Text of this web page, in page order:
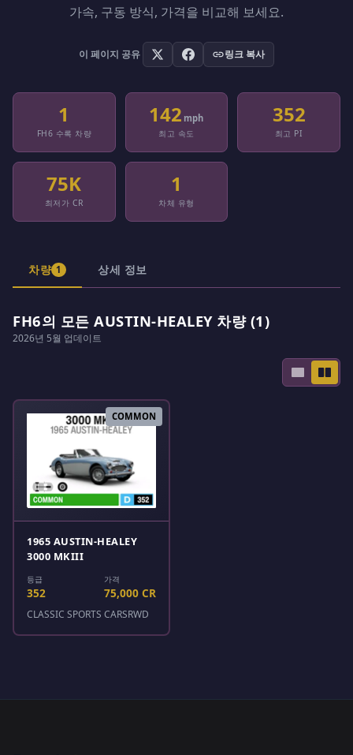
가속, 구동 방식, 가격을 비교해 보세요.
이 페이지 공유 링크 복사
1
FH6 수록 차량
142 mph
최고 속도
352
최고 PI
75K
최저가 CR
1
차체 유형
차량 1 상세 정보
FH6의 모든 AUSTIN-HEALEY 차량 (1)
2026년 5월 업데이트
COMMON
1965 AUSTIN-HEALEY
3000 MKIII
등급
352
가격
75,000 CR
CLASSIC SPORTS CARSRWD